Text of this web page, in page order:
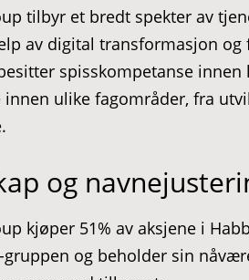
tilbyr et bredt spekter av
av digital transformasjon
spisskompetanse
ulike fagområder, fra
og
kjøper 51% av aksjene i
gruppen og beholder sin